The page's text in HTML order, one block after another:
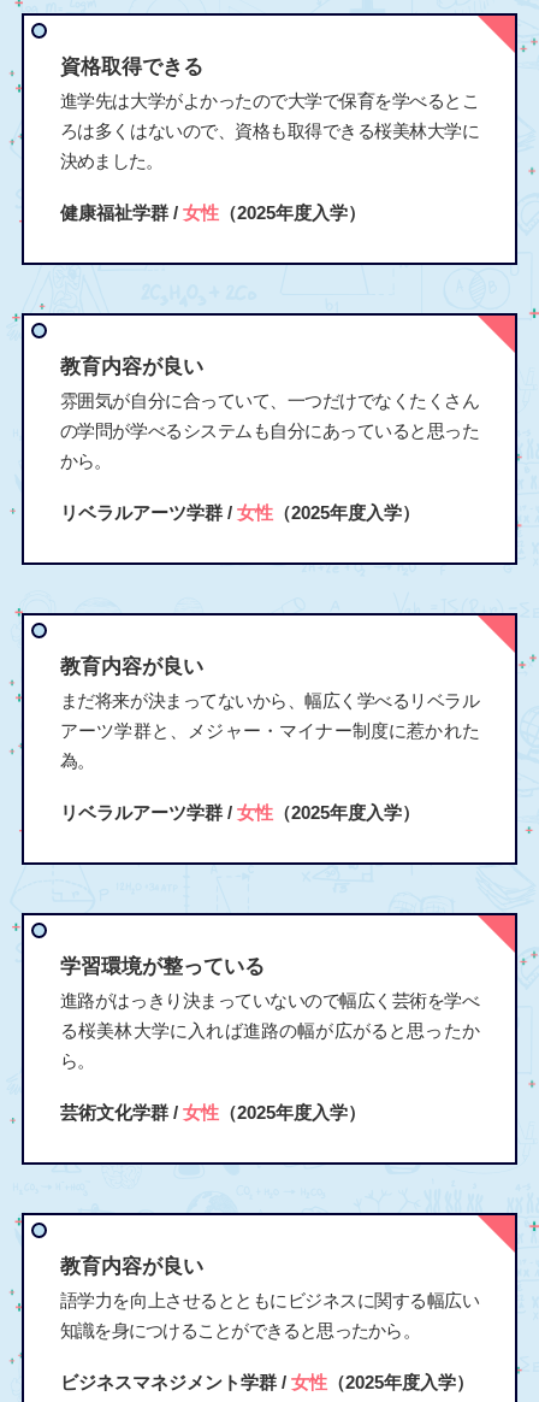
資格取得できる
進学先は大学がよかったので大学で保育を学べるとこ
ろは多くはないので、資格も取得できる桜美林大学に
決めました。
健康福祉学群 / 女性（2025年度入学）
教育内容が良い
雰囲気が自分に合っていて、一つだけでなくたくさん
の学問が学べるシステムも自分にあっていると思った
から。
リベラルアーツ学群 / 女性（2025年度入学）
教育内容が良い
まだ将来が決まってないから、幅広く学べるリベラル
アーツ学群と、メジャー・マイナー制度に惹かれた
為。
リベラルアーツ学群 / 女性（2025年度入学）
学習環境が整っている
進路がはっきり決まっていないので幅広く芸術を学べ
る桜美林大学に入れば進路の幅が広がると思ったか
ら。
芸術文化学群 / 女性（2025年度入学）
教育内容が良い
語学力を向上させるとともにビジネスに関する幅広い
知識を身につけることができると思ったから。
ビジネスマネジメント学群 / 女性（2025年度入学）